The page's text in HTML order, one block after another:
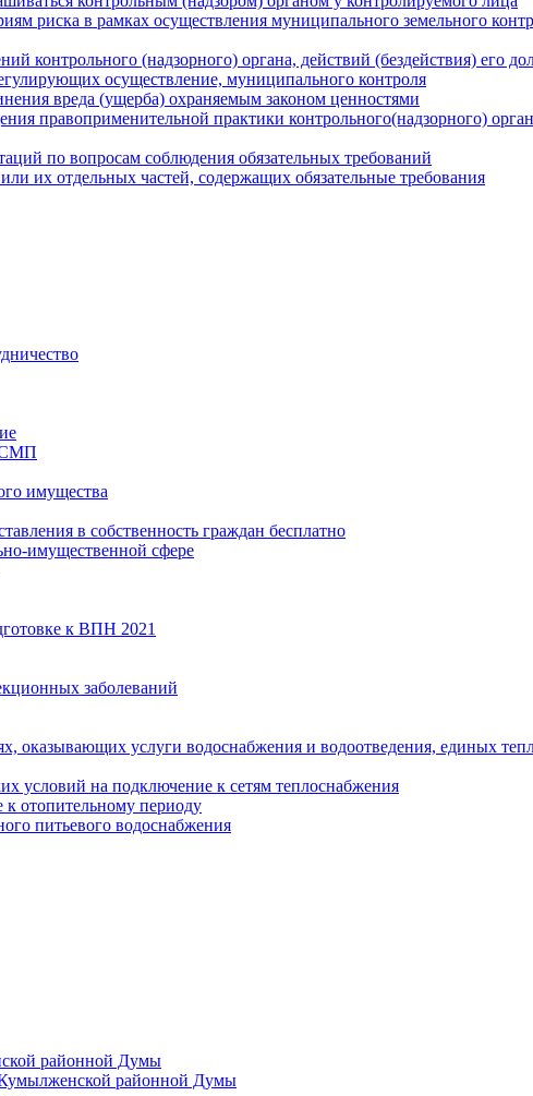
риска в рамках осуществления муниципального земельного
контрольного (надзорного) органа, действий (бездействия) его
осуществление, муниципального контроля
вреда (ущерба) охраняемым законом ценностями
правоприменительной практики контрольного(надзорного)
по вопросам соблюдения обязательных требований
их отдельных частей, содержащих обязательные требования
СМП
имущества
в собственность граждан бесплатно
имущественной сфере
к ВПН 2021
заболеваний
оказывающих услуги водоснабжения и водоотведения, единых
условий на подключение к сетям теплоснабжения
к отопительному периоду
питьевого водоснабжения
районной Думы
районной Думы